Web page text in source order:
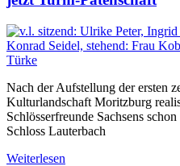
Nach der Aufstellung der ersten
Kulturlandschaft Moritzburg
Schlösserfreunde Sachsens
Schloss Lauterbach
Weiterlesen